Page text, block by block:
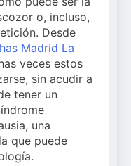
y
el SNS
muscular del
primer
sobre
situación de
TCAE en
España
Semanas Atráso, incluso,
Desde
Madrid La
veces estos
sin acudir a
tener un
una
que puede